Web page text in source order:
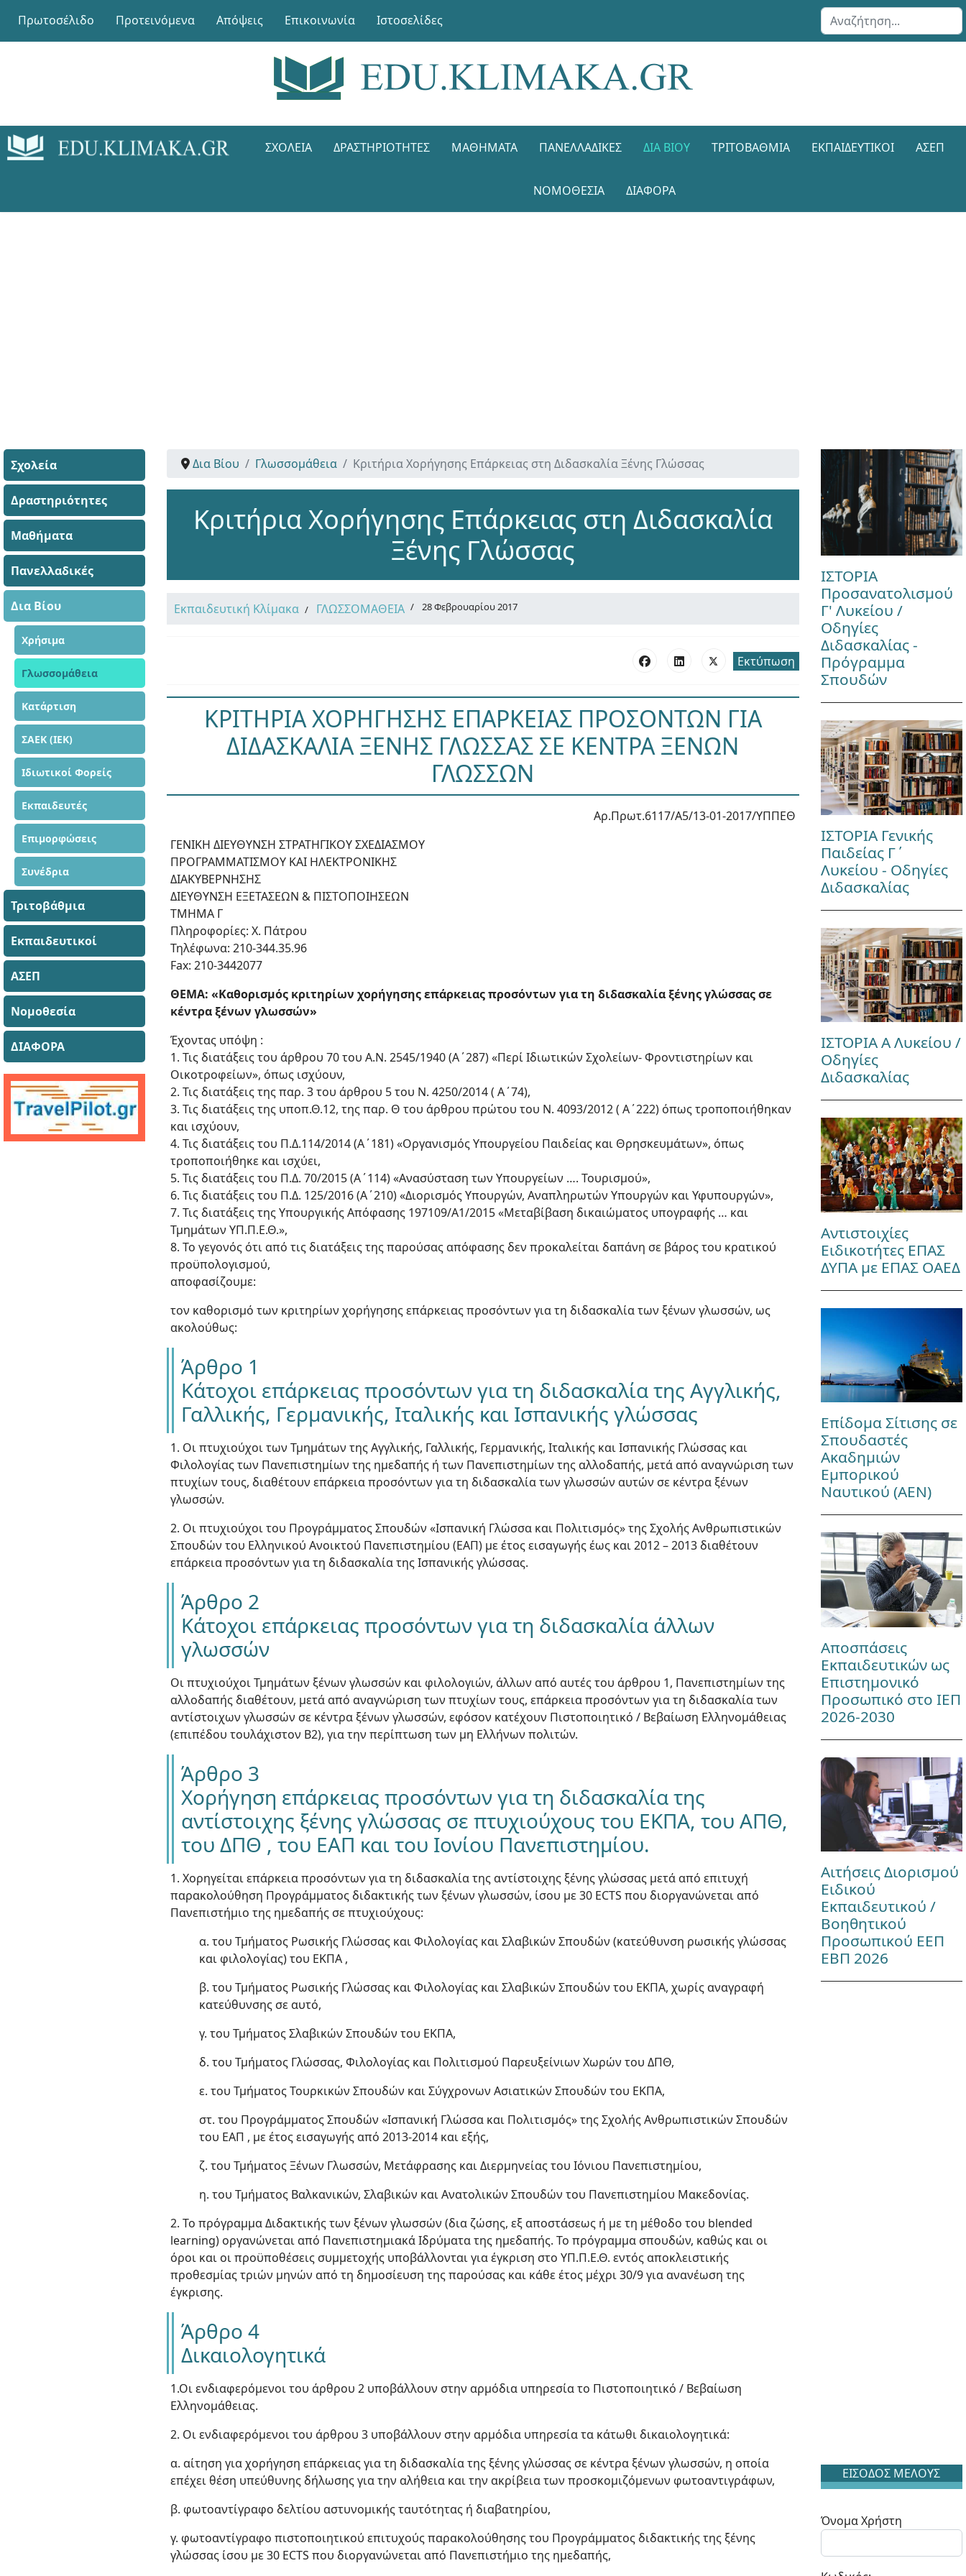
Πρωτοσέλιδο Προτεινόμενα Απόψεις Επικοινωνία Ιστοσελίδες Αναζήτηση...
ΣΧΟΛΕΊΑ ΔΡΑΣΤΗΡΙΌΤΗΤΕΣ ΜΑΘΉΜΑΤΑ ΠΑΝΕΛΛΑΔΙΚΈΣ ΔΙΑ ΒΊΟΥ ΤΡΙΤΟΒΆΘΜΙΑ ΕΚΠΑΙΔΕΥΤΙΚΟΊ ΑΣΕΠ
ΝΟΜΟΘΕΣΊΑ ΔΙΑΦΟΡΑ
Σχολεία
Δραστηριότητες
Μαθήματα
Πανελλαδικές
Δια Βίου
Χρήσιμα
Γλωσσομάθεια
Κατάρτιση
ΣΑΕΚ (ΙΕΚ)
Ιδιωτικοί Φορείς
Εκπαιδευτές
Επιμορφώσεις
Συνέδρια
Τριτοβάθμια
Εκπαιδευτικοί
ΑΣΕΠ
Νομοθεσία
ΔΙΑΦΟΡΑ
Δια Βίου Γλωσσομάθεια Κριτήρια Χορήγησης Επάρκειας στη Διδασκαλία Ξένης Γλώσσας
Κριτήρια Χορήγησης Επάρκειας στη Διδασκαλία
Ξένης Γλώσσας
Εκπαιδευτική Κλίμακα ΓΛΩΣΣΟΜΑΘΕΙΑ 28 Φεβρουαρίου 2017
Εκτύπωση
ΚΡΙΤΗΡΙΑ ΧΟΡΗΓΗΣΗΣ ΕΠΑΡΚΕΙΑΣ ΠΡΟΣΟΝΤΩΝ ΓΙΑ
ΔΙΔΑΣΚΑΛΙΑ ΞΕΝΗΣ ΓΛΩΣΣΑΣ ΣΕ ΚΕΝΤΡΑ ΞΕΝΩΝ
ΓΛΩΣΣΩΝ
Αρ.Πρωτ.6117/Α5/13-01-2017/ΥΠΠΕΘ
ΓΕΝΙΚΗ ΔΙΕΥΘΥΝΣΗ ΣΤΡΑΤΗΓΙΚΟΥ ΣΧΕΔΙΑΣΜΟΥ
ΠΡΟΓΡΑΜΜΑΤΙΣΜΟΥ ΚΑΙ ΗΛΕΚΤΡΟΝΙΚΗΣ
ΔΙΑΚΥΒΕΡΝΗΣΗΣ
ΔΙΕΥΘΥΝΣΗ ΕΞΕΤΑΣΕΩΝ & ΠΙΣΤΟΠΟΙΗΣΕΩΝ
ΤΜΗΜΑ Γ
Πληροφορίες: Χ. Πάτρου
Τηλέφωνα: 210-344.35.96
Fax: 210-3442077
ΘΕΜΑ: «Καθορισμός κριτηρίων χορήγησης επάρκειας προσόντων για τη διδασκαλία ξένης γλώσσας σε
κέντρα ξένων γλωσσών»
Έχοντας υπόψη :
1. Τις διατάξεις του άρθρου 70 του Α.Ν. 2545/1940 (Α΄287) «Περί Ιδιωτικών Σχολείων- Φροντιστηρίων και
Οικοτροφείων», όπως ισχύουν,
2. Τις διατάξεις της παρ. 3 του άρθρου 5 του Ν. 4250/2014 ( Α΄74),
3. Τις διατάξεις της υποπ.Θ.12, της παρ. Θ του άρθρου πρώτου του Ν. 4093/2012 ( Α΄222) όπως τροποποιήθηκαν
και ισχύουν,
4. Τις διατάξεις του Π.Δ.114/2014 (Α΄181) «Οργανισμός Υπουργείου Παιδείας και Θρησκευμάτων», όπως
τροποποιήθηκε και ισχύει,
5. Τις διατάξεις του Π.Δ. 70/2015 (Α΄114) «Ανασύσταση των Υπουργείων …. Τουρισμού»,
6. Τις διατάξεις του Π.Δ. 125/2016 (Α΄210) «Διορισμός Υπουργών, Αναπληρωτών Υπουργών και Υφυπουργών»,
7. Τις διατάξεις της Υπουργικής Απόφασης 197109/Α1/2015 «Μεταβίβαση δικαιώματος υπογραφής … και
Τμημάτων ΥΠ.Π.Ε.Θ.»,
8. Το γεγονός ότι από τις διατάξεις της παρούσας απόφασης δεν προκαλείται δαπάνη σε βάρος του κρατικού
προϋπολογισμού,
αποφασίζουμε:
τον καθορισμό των κριτηρίων χορήγησης επάρκειας προσόντων για τη διδασκαλία των ξένων γλωσσών, ως
ακολούθως:
Άρθρο 1
Κάτοχοι επάρκειας προσόντων για τη διδασκαλία της Aγγλικής,
Γαλλικής, Γερμανικής, Ιταλικής και Ισπανικής γλώσσας
1. Οι πτυχιούχοι των Τμημάτων της Αγγλικής, Γαλλικής, Γερμανικής, Ιταλικής και Ισπανικής Γλώσσας και
Φιλολογίας των Πανεπιστημίων της ημεδαπής ή των Πανεπιστημίων της αλλοδαπής, μετά από αναγνώριση των
πτυχίων τους, διαθέτουν επάρκεια προσόντων για τη διδασκαλία των γλωσσών αυτών σε κέντρα ξένων
γλωσσών.
2. Οι πτυχιούχοι του Προγράμματος Σπουδών «Ισπανική Γλώσσα και Πολιτισμός» της Σχολής Ανθρωπιστικών
Σπουδών του Ελληνικού Ανοικτού Πανεπιστημίου (ΕΑΠ) με έτος εισαγωγής έως και 2012 – 2013 διαθέτουν
επάρκεια προσόντων για τη διδασκαλία της Ισπανικής γλώσσας.
Άρθρο 2
Κάτοχοι επάρκειας προσόντων για τη διδασκαλία άλλων
γλωσσών
Οι πτυχιούχοι Τμημάτων ξένων γλωσσών και φιλολογιών, άλλων από αυτές του άρθρου 1, Πανεπιστημίων της
αλλοδαπής διαθέτουν, μετά από αναγνώριση των πτυχίων τους, επάρκεια προσόντων για τη διδασκαλία των
αντίστοιχων γλωσσών σε κέντρα ξένων γλωσσών, εφόσον κατέχουν Πιστοποιητικό / Βεβαίωση Ελληνομάθειας
(επιπέδου τουλάχιστον Β2), για την περίπτωση των μη Ελλήνων πολιτών.
Άρθρο 3
Χορήγηση επάρκειας προσόντων για τη διδασκαλία της
αντίστοιχης ξένης γλώσσας σε πτυχιούχους του ΕΚΠΑ, του ΑΠΘ,
του ΔΠΘ , του ΕΑΠ και του Ιονίου Πανεπιστημίου.
1. Χορηγείται επάρκεια προσόντων για τη διδασκαλία της αντίστοιχης ξένης γλώσσας μετά από επιτυχή
παρακολούθηση Προγράμματος διδακτικής των ξένων γλωσσών, ίσου με 30 ECTS που διοργανώνεται από
Πανεπιστήμιο της ημεδαπής σε πτυχιούχους:
α. του Τμήματος Ρωσικής Γλώσσας και Φιλολογίας και Σλαβικών Σπουδών (κατεύθυνση ρωσικής γλώσσας
και φιλολογίας) του ΕΚΠΑ ,
β. του Τμήματος Ρωσικής Γλώσσας και Φιλολογίας και Σλαβικών Σπουδών του ΕΚΠΑ, χωρίς αναγραφή
κατεύθυνσης σε αυτό,
γ. του Τμήματος Σλαβικών Σπουδών του ΕΚΠΑ,
δ. του Τμήματος Γλώσσας, Φιλολογίας και Πολιτισμού Παρευξείνιων Χωρών του ΔΠΘ,
ε. του Τμήματος Τουρκικών Σπουδών και Σύγχρονων Ασιατικών Σπουδών του ΕΚΠΑ,
στ. του Προγράμματος Σπουδών «Ισπανική Γλώσσα και Πολιτισμός» της Σχολής Ανθρωπιστικών Σπουδών
του ΕΑΠ , με έτος εισαγωγής από 2013-2014 και εξής,
ζ. του Τμήματος Ξένων Γλωσσών, Μετάφρασης και Διερμηνείας του Ιόνιου Πανεπιστημίου,
η. του Τμήματος Βαλκανικών, Σλαβικών και Ανατολικών Σπουδών του Πανεπιστημίου Μακεδονίας.
2. Το πρόγραμμα Διδακτικής των ξένων γλωσσών (δια ζώσης, εξ αποστάσεως ή με τη μέθοδο του blended
learning) οργανώνεται από Πανεπιστημιακά Ιδρύματα της ημεδαπής. Το πρόγραμμα σπουδών, καθώς και οι
όροι και οι προϋποθέσεις συμμετοχής υποβάλλονται για έγκριση στο ΥΠ.Π.Ε.Θ. εντός αποκλειστικής
προθεσμίας τριών μηνών από τη δημοσίευση της παρούσας και κάθε έτος μέχρι 30/9 για ανανέωση της
έγκρισης.
Άρθρο 4
Δικαιολογητικά
1.Οι ενδιαφερόμενοι του άρθρου 2 υποβάλλουν στην αρμόδια υπηρεσία το Πιστοποιητικό / Βεβαίωση
Ελληνομάθειας.
2. Οι ενδιαφερόμενοι του άρθρου 3 υποβάλλουν στην αρμόδια υπηρεσία τα κάτωθι δικαιολογητικά:
α. αίτηση για χορήγηση επάρκειας για τη διδασκαλία της ξένης γλώσσας σε κέντρα ξένων γλωσσών, η οποία
επέχει θέση υπεύθυνης δήλωσης για την αλήθεια και την ακρίβεια των προσκομιζόμενων φωτοαντιγράφων,
β. φωτοαντίγραφο δελτίου αστυνομικής ταυτότητας ή διαβατηρίου,
γ. φωτοαντίγραφο πιστοποιητικού επιτυχούς παρακολούθησης του Προγράμματος διδακτικής της ξένης
γλώσσας ίσου με 30 ECTS που διοργανώνεται από Πανεπιστήμιο της ημεδαπής,
ΙΣΤΟΡΙΑ
Προσανατολισμού
Γ' Λυκείου /
Οδηγίες
Διδασκαλίας -
Πρόγραμμα
Σπουδών
ΙΣΤΟΡΙΑ Γενικής
Παιδείας Γ΄
Λυκείου - Οδηγίες
Διδασκαλίας
ΙΣΤΟΡΙΑ Α Λυκείου /
Οδηγίες
Διδασκαλίας
Αντιστοιχίες
Ειδικοτήτες ΕΠΑΣ
ΔΥΠΑ με ΕΠΑΣ ΟΑΕΔ
Επίδομα Σίτισης σε
Σπουδαστές
Ακαδημιών
Εμπορικού
Ναυτικού (ΑΕΝ)
Αποσπάσεις
Εκπαιδευτικών ως
Επιστημονικό
Προσωπικό στο ΙΕΠ
2026-2030
Αιτήσεις Διορισμού
Ειδικού
Εκπαιδευτικού /
Βοηθητικού
Προσωπικού ΕΕΠ
ΕΒΠ 2026
ΕΙΣΟΔΟΣ ΜΕΛΟΥΣ
Όνομα Χρήστη